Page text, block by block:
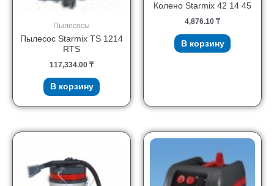
Пылесосы
Пылесос Starmix TS 1214
RTS
117,334.00 ₸
В корзину
Колено Starmix 42 14 45
4,876.10 ₸
В корзину